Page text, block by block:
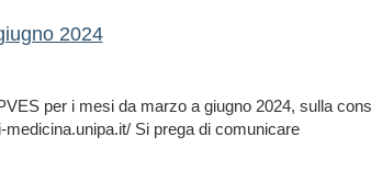
2024
per i mesi da marzo a giugno 2024, sulla
Si prega di comunicare